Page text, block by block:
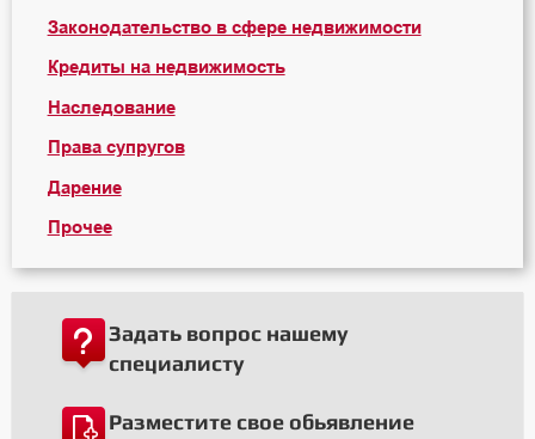
Законодательство в сфере недвижимости
Кредиты на недвижимость
Наследование
Права супругов
Дарение
Прочее
Задать вопрос нашему
специалисту
Разместите свое обьявление